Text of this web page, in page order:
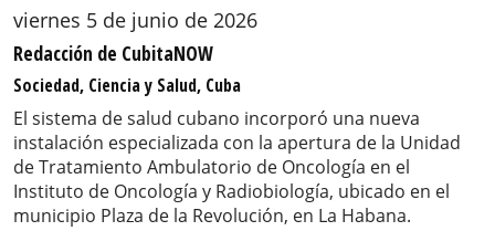
viernes 5 de junio de 2026
Redacción de CubitaNOW
Sociedad, Ciencia y Salud, Cuba
El sistema de salud cubano incorporó una nueva
instalación especializada con la apertura de la Unidad
de Tratamiento Ambulatorio de Oncología en el
Instituto de Oncología y Radiobiología, ubicado en el
municipio Plaza de la Revolución, en La Habana.